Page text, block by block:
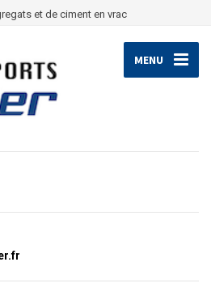
et de ciment en vrac
MENU